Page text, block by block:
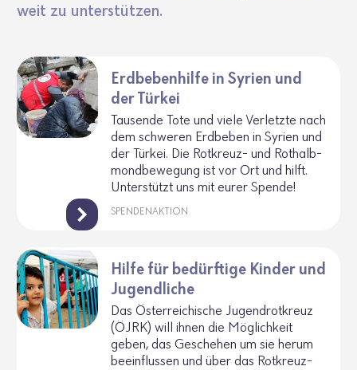
weit zu unter­stützen.
Erdbebenhilfe in Syrien und
der Türkei
Tausende Tote und viele Verletzte nach
dem schweren Erdbeben in Syrien und
der Türkei. Die Rotkreuz- und Rothalb­
mond­be­we­gung ist vor Ort und hilft.
Unter­stützt uns mit eurer Spende!
SPENDENAKTION
Hilfe für bedürftige Kinder und
Jugendliche
Das Öster­rei­chi­sche Jugend­rot­kreuz
(ÖJRK) will ihnen die Möglich­keit
geben, das Geschehen um sie herum
beein­flussen und über das Rotkreuz-